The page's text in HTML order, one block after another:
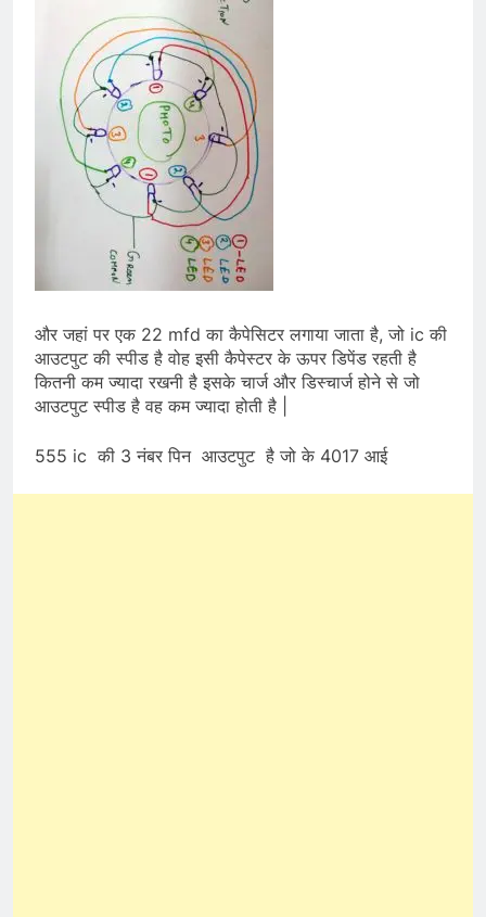
और जहां पर एक 22 mfd का कैपेसिटर लगाया जाता है, जो ic की
आउटपुट की स्पीड है वोह इसी कैपेस्टर के ऊपर डिपेंड रहती है
कितनी कम ज्यादा रखनी है इसके चार्ज और डिस्चार्ज होने से जो
आउटपुट स्पीड है वह कम ज्यादा होती है |
555 ic की 3 नंबर पिन आउटपुट है जो के 4017 आई